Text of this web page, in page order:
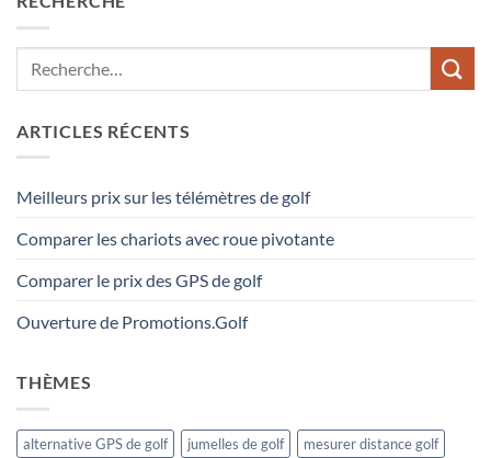
ARTICLES RÉCENTS
Meilleurs prix sur les télémètres de golf
Comparer les chariots avec roue pivotante
Comparer le prix des GPS de golf
Ouverture de Promotions.Golf
THÈMES
alternative GPS de golf jumelles de golf
mesurer distance golf